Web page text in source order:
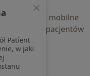
Pomoc
Aplikacje mobilne
Blog dla pacjentów
Patient
w jaki